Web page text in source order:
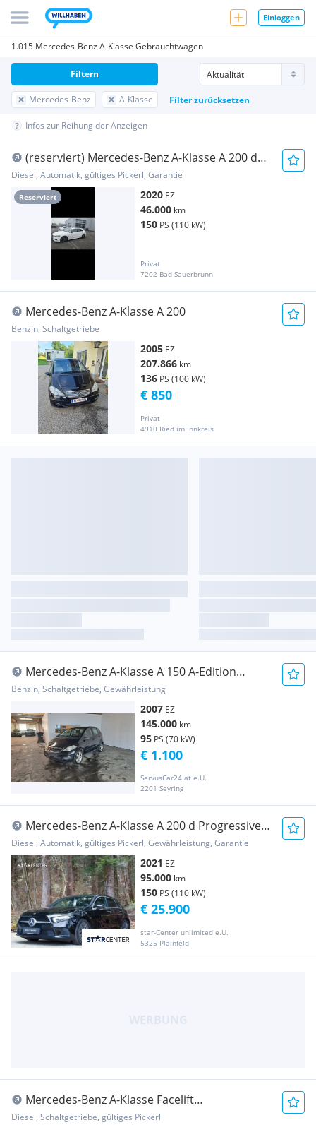
Einloggen
1.015 Mercedes-Benz A-Klasse Gebrauchtwagen
Mercedes-Benz A-Klasse Filter zurücksetzen
Filtern
Infos zur Reihung der Anzeigen
Reserviert
(reserviert) Mercedes-Benz A-Klasse A 200 d
4matic
Diesel, Automatik, gültiges Pickerl, Garantie
2020 EZ
46.000 km
150 PS (110 kW)
Privat
7202 Bad Sauerbrunn
Mercedes-Benz A-Klasse A 200
Benzin, Schaltgetriebe
2005 EZ
207.866 km
136 PS (100 kW)
Privat
4910 Ried im Innkreis
€ 850
Mercedes-Benz A-Klasse A 150 A-Edition
Classic
Benzin, Schaltgetriebe, Gewährleistung
2007 EZ
145.000 km
95 PS (70 kW)
ServusCar24.at e.U.
2201 Seyring
€ 1.100
Mercedes-Benz A-Klasse A 200 d Progressive
Aut.
Diesel, Automatik, gültiges Pickerl, Gewährleistung, Garantie
2021 EZ
95.000 km
150 PS (110 kW)
star-Center unlimited e.U.
5325 Plainfeld
€ 25.900
Mercedes-Benz A-Klasse Facelift
Ambientebeleuchtung
Diesel, Schaltgetriebe, gültiges Pickerl